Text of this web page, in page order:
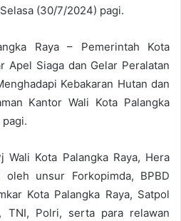
(30/7/2024) pagi.
Raya – Pemerintah Kota
Apel Siaga dan Gelar Peralatan
Kebakaran Hutan dan
Kantor Wali Kota Palangka
Kota Palangka Raya, Hera
oleh unsur Forkopimda, BPBD
Kota Palangka Raya, Satpol
TNI, Polri, serta para relawan